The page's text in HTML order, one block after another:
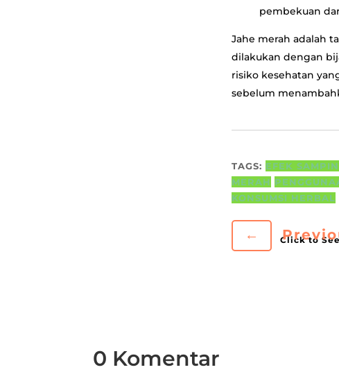
pembekuan
Jahe merah adalah
dilakukan dengan
risiko kesehatan
sebelum
TAGS: EFEK
MERAH
KONSUMSI HERBAL
←
0 Komentar